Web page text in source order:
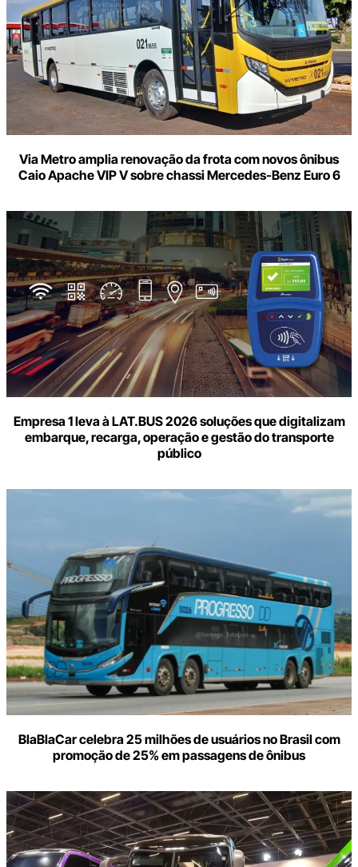
Via Metro amplia renovação da frota com novos ônibus
Caio Apache VIP V sobre chassi Mercedes-Benz Euro 6
Empresa 1 leva à LAT.BUS 2026 soluções que digitalizam
embarque, recarga, operação e gestão do transporte
público
BlaBlaCar celebra 25 milhões de usuários no Brasil com
promoção de 25% em passagens de ônibus